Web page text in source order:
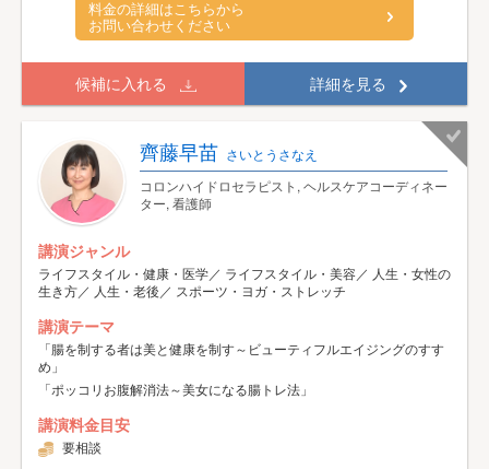
料金の詳細はこちらから
お問い合わせください
候補に入れる 詳細を見る
齊藤早苗 さいとうさなえ
コロンハイドロセラピスト, ヘルスケアコーディネー
ター, 看護師
講演ジャンル
ライフスタイル・健康・医学／ ライフスタイル・美容／ 人生・女性の
生き方／ 人生・老後／ スポーツ・ヨガ・ストレッチ
講演テーマ
「腸を制する者は美と健康を制す～ビューティフルエイジングのすす
め」
「ポッコリお腹解消法～美女になる腸トレ法」
講演料金目安
要相談